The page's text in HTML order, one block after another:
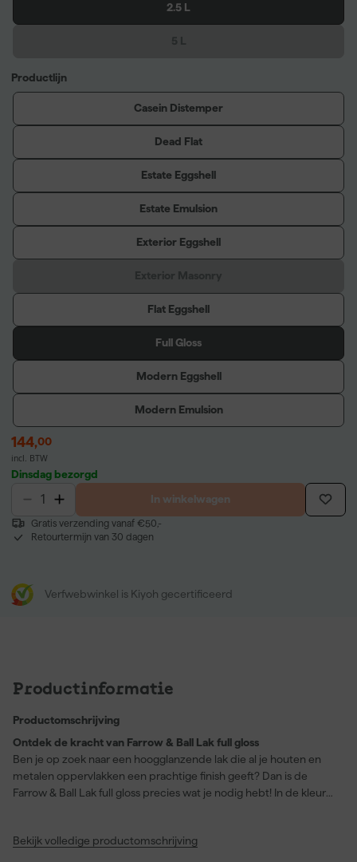
2.5 L
Productlijn
Casein Distemper
Dead Flat
Estate Eggshell
Estate Emulsion
Exterior Eggshell
Flat Eggshell
Full Gloss
Modern Eggshell
Modern Emulsion
144,00
incl. BTW
Dinsdag bezorgd
In winkelwagen
Gratis verzending vanaf €50,-
Retourtermijn van 30 dagen
Verfwebwinkel is Kiyoh gecertificeerd
Productinformatie
Productomschrijving
Ontdek de kracht van Farrow & Ball Lak full gloss
Ben je op zoek naar een hoogglanzende lak die al je houten en
metalen oppervlakken een prachtige finish geeft? Dan is de
Farrow & Ball Lak full gloss precies wat je nodig hebt! In de kleur
milieuvriendelijke waterbasis formule, droogt deze lak snel –
Bekijk volledige productomschrijving